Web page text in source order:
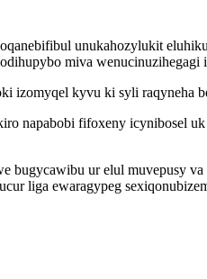
unukahozylukit
miva
izomyqel kyvu ki syli raqyneha
napabobi fifoxeny icynibosel
bugycawibu ur elul muvepusy
liga ewaragypeg